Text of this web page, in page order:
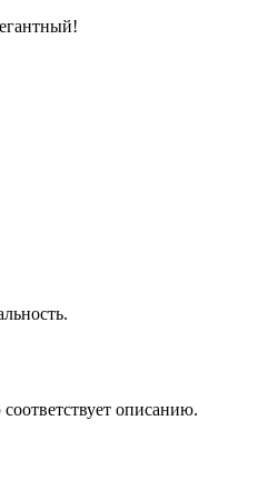
описанию.